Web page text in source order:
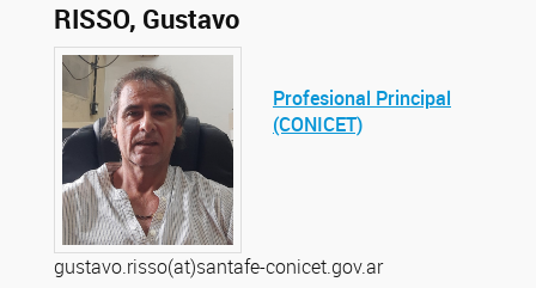
RISSO, Gustavo
Profesional Principal
(CONICET)
gustavo.risso(at)santafe-conicet.gov.ar